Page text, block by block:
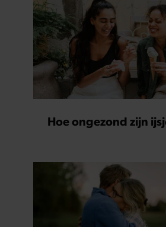
Hoe ongezond zijn